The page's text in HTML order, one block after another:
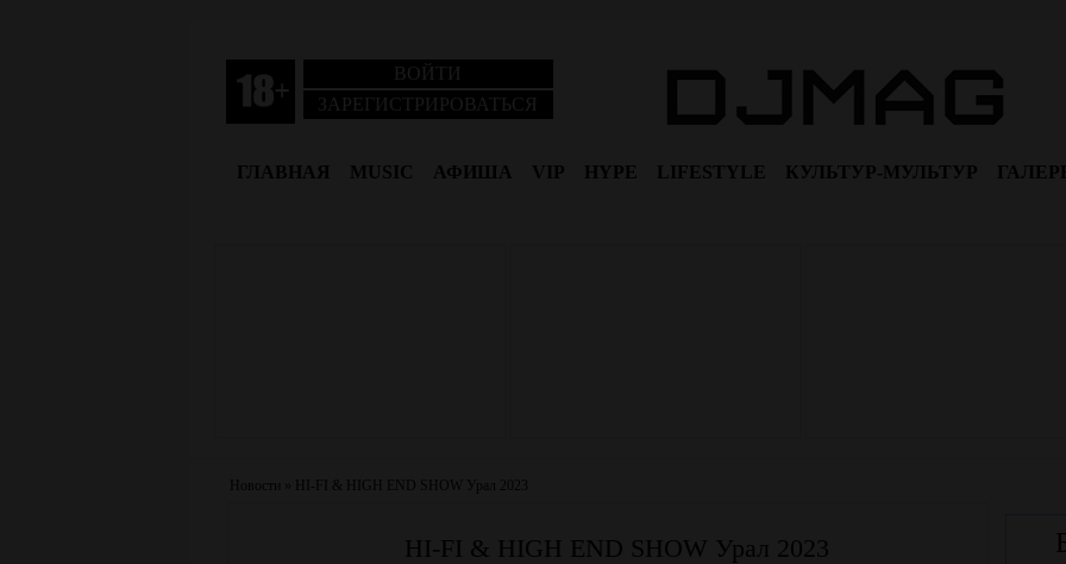
ВОЙТИ
ЗАРЕГИСТРИРОВАТЬСЯ
ГЛАВНАЯ MUSIC АФИША VIP HYPE LIFESTYLE КУЛЬТУР-МУЛЬТУР
Новости » HI-FI & HIGH END SHOW Урал 2023
HI-FI & HIGH END SHOW Урал 2023